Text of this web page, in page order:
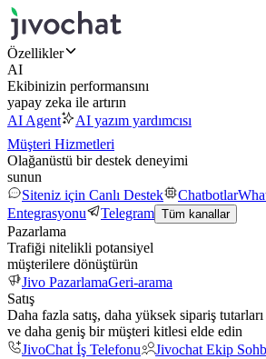
Özellikler
AI
Ekibinizin performansını
yapay zeka ile artırın
AI Agent
AI yazım yardımcısı
Müşteri Hizmetleri
Olağanüstü bir destek deneyimi
sunun
Siteniz için Canlı Destek
Chatbotlar
Entegrasyonu
Telegram Tüm kanallar
Pazarlama
Trafiği nitelikli potansiyel
müşterilere dönüştürün
Jivo PazarlamaGeri-arama
Satış
Daha fazla satış, daha yüksek sipariş tutarları
ve daha geniş bir müşteri kitlesi elde edin
JivoChat İş Telefonu
Jivochat Ekip